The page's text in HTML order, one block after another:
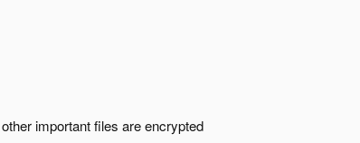
important files are encrypted